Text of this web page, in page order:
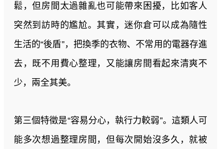
鬆，但房間太過雜亂也可能帶來困擾，比如客人
突然到訪時的尷尬。其實，迷你倉可以成為隨性
生活的“後盾”，把換季的衣物、不常用的電器存進
去，既不用費心整理，又能讓房間看起來清爽不
少，兩全其美。
第三個特徵是“容易分心，執行力較弱”。這類人可
能多次想過整理房間，但每次開始沒多久，就被